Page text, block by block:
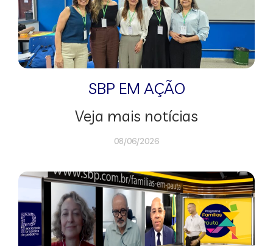
SBP EM AÇÃO
Veja mais notícias
08/06/2026